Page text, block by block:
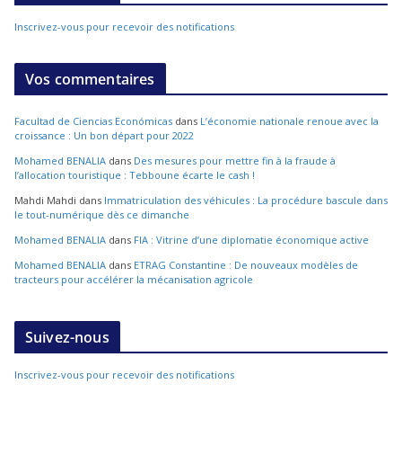
Inscrivez-vous pour recevoir des notifications
Vos commentaires
Facultad de Ciencias Económicas dans L’économie nationale renoue avec la
croissance : Un bon départ pour 2022
Mohamed BENALIA dans Des mesures pour mettre fin à la fraude à
l’allocation touristique : Tebboune écarte le cash !
Mahdi Mahdi dans Immatriculation des véhicules : La procédure bascule dans
le tout-numérique dès ce dimanche
Mohamed BENALIA dans FIA : Vitrine d’une diplomatie économique active
Mohamed BENALIA dans ETRAG Constantine : De nouveaux modèles de
tracteurs pour accélérer la mécanisation agricole
Suivez-nous
Inscrivez-vous pour recevoir des notifications